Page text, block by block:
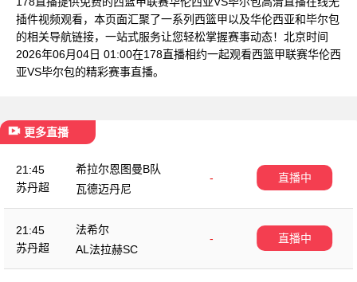
插件视频观看，本页面汇聚了一系列西篮甲以及华伦西亚和毕尔包
的相关导航链接，一站式服务让您轻松掌握赛事动态！北京时间
2026年06月04日 01:00在178直播相约一起观看西篮甲联赛华伦西
亚VS毕尔包的精彩赛事直播。
更多直播
21:45
苏丹超
希拉尔恩图曼B队
-
瓦德迈丹尼
直播中
21:45
苏丹超
法希尔
-
AL法拉赫SC
直播中